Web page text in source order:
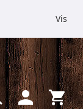
Vis